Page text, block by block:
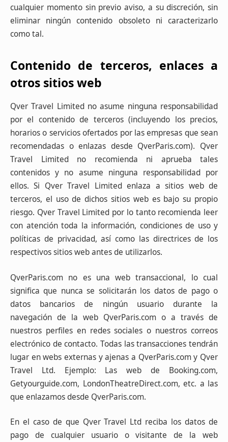
cualquier momento sin previo aviso, a su discreción, sin
eliminar ningún contenido obsoleto ni caracterizarlo
como tal.
Contenido de terceros, enlaces a
otros sitios web
Qver Travel Limited no asume ninguna responsabilidad
por el contenido de terceros (incluyendo los precios,
horarios o servicios ofertados por las empresas que sean
recomendadas o enlazas desde QverParis.com). Qver
Travel Limited no recomienda ni aprueba tales
contenidos y no asume ninguna responsabilidad por
ellos. Si Qver Travel Limited enlaza a sitios web de
terceros, el uso de dichos sitios web es bajo su propio
riesgo. Qver Travel Limited por lo tanto recomienda leer
con atención toda la información, condiciones de uso y
políticas de privacidad, así como las directrices de los
respectivos sitios web antes de utilizarlos.
QverParis.com no es una web transaccional, lo cual
significa que nunca se solicitarán los datos de pago o
datos bancarios de ningún usuario durante la
navegación de la web QverParis.com o a través de
nuestros perfiles en redes sociales o nuestros correos
electrónico de contacto. Todas las transacciones tendrán
lugar en webs externas y ajenas a QverParis.com y Qver
Travel Ltd. Ejemplo: Las web de Booking.com,
Getyourguide.com, LondonTheatreDirect.com, etc. a las
que enlazamos desde QverParis.com.
En el caso de que Qver Travel Ltd reciba los datos de
pago de cualquier usuario o visitante de la web